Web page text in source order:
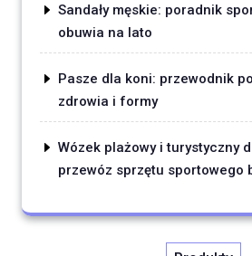
Sandały męskie: poradnik
obuwia na lato
Pasze dla koni: przewodnik
zdrowia i formy
Wózek plażowy i turystyczny
przewóz sprzętu sportowego